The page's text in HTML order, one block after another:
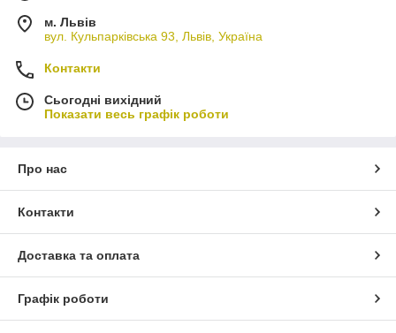
м. Львів
вул. Кульпарківська 93, Львів, Україна
Контакти
Сьогодні вихідний
Показати весь графік роботи
Про нас
Контакти
Доставка та оплата
Графік роботи